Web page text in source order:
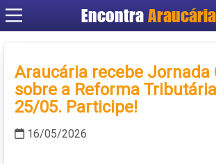
EncontraAraucária
Cadastrar
Criar conta
Araucária recebe Jornada
sobre a Reforma
25/05. Participe!
16/05/2026